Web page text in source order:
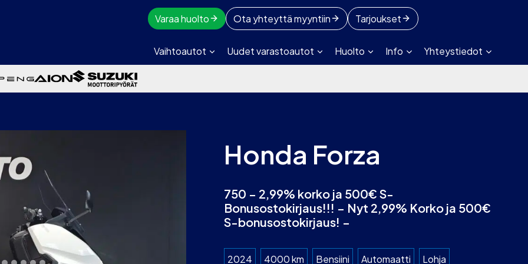
Varaa huolto Ota yhteyttä myyntiin Tarjoukset
Vaihtoautot Uudet varastoautot Huolto Info Yhteystiedot
Honda Forza
750 – 2,99% korko ja 500€ S-
Bonusostokirjaus!!! – Nyt 2,99% Korko ja 500€
S-bonusostokirjaus! –
2024 4000 km Bensiini Automaatti Lohja